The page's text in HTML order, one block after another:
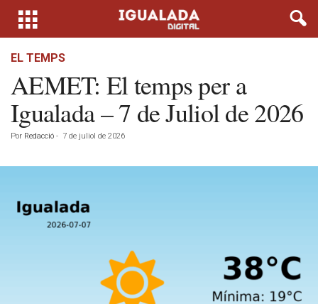
EL TEMPS
AEMET: El temps per a
Igualada – 7 de Juliol de 2026
Por Redacció - 7 de juliol de 2026